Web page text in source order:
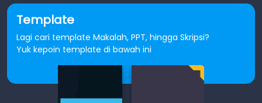
Template
Lagi cari template Makalah, PPT, hingga Skripsi?
Yuk kepoin template di bawah ini